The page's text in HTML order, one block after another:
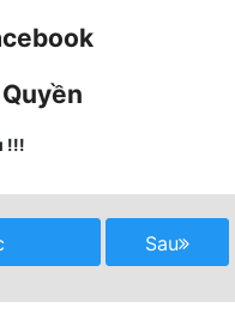
!!!
Sau